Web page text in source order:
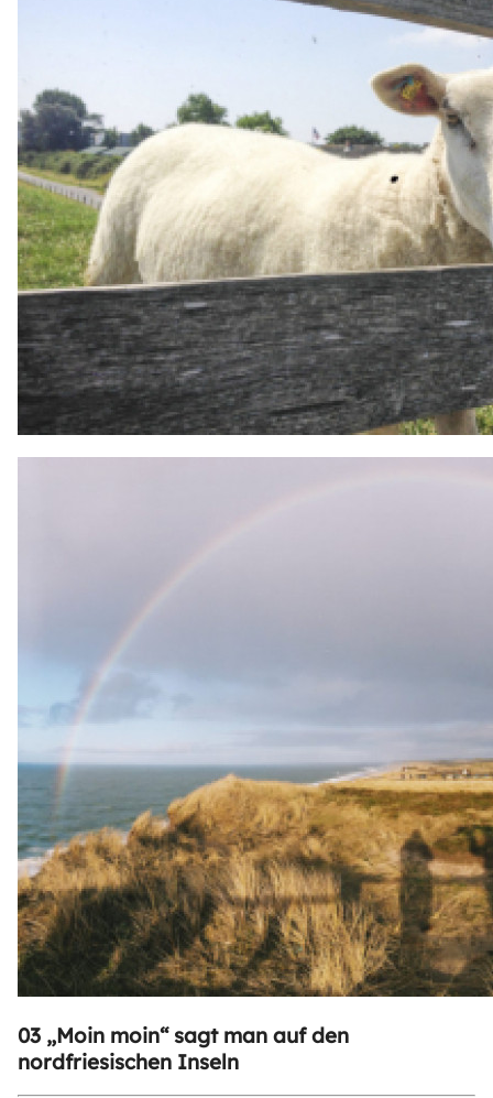
03 „Moin moin“ sagt man auf den
nordfriesischen Inseln